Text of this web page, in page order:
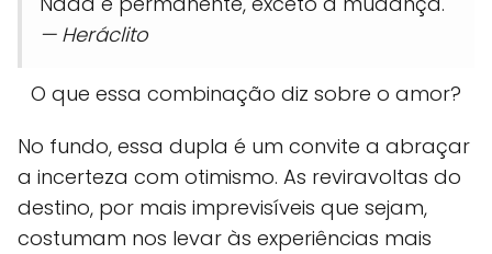
— Heráclito
O que essa combinação diz sobre o amor?
No fundo, essa dupla é um convite a abraçar
a incerteza com otimismo. As reviravoltas do
destino, por mais imprevisíveis que sejam,
costumam nos levar às experiências mais